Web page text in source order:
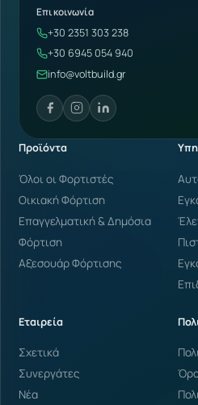
Επικοινωνία
+30 2351 303 238
+30 6945 054 940
info@voltbuild.gr
Προϊόντα
Όλοι οι Φορτιστές
Οικιακή Φόρτιση
Επαγγελματική & Δημόσια
Φόρτιση
Αξεσουάρ Φόρτισης
Εταιρεία
Σχετικά
Συνεργάτες
Νέα